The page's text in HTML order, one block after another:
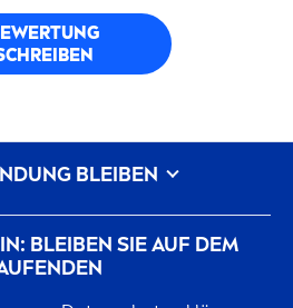
BLEIBEN SIE AUF DEM
BLEIBEN